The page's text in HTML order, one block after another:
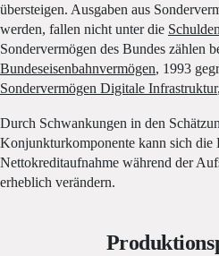
übersteigen. Ausgaben aus
werden, fallen nicht unter die
Sondervermögen des Bundes zählen
Bundeseisenbahnvermögen, 1993
Sondervermögen Digitale Infrastruktur
Durch Schwankungen in den
Konjunkturkomponente kann sich die
Nettokreditaufnahme während der
erheblich verändern.